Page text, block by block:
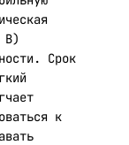
В)
Срок
к